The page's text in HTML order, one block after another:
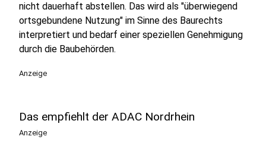
nicht dauerhaft abstellen. Das wird als "überwiegend
ortsgebundene Nutzung" im Sinne des Baurechts
interpretiert und bedarf einer speziellen Genehmigung
durch die Baubehörden.
Anzeige
Das empfiehlt der ADAC Nordrhein
Anzeige